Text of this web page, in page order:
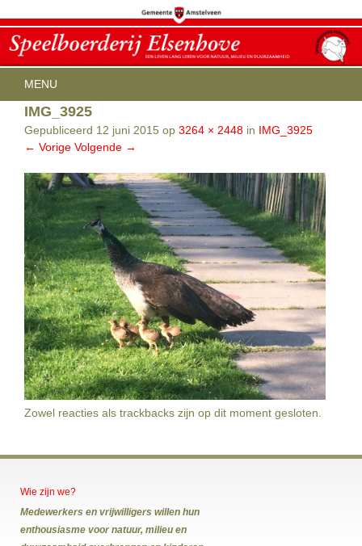
Menu
SPRING NAAR INHOUD
MENU
HOME
OPENINGSTIJDEN
ACTIVITEITEN
THEEHUIS IN DEN PAPPOT
BEREIKBAARHEID
CONTACT
ELSENHOVE CITY FARM
IMG_3925
Gepubliceerd 12 juni 2015 op 3264 × 2448 in IMG_3925
← Vorige Volgende →
Zowel reacties als trackbacks zijn op dit moment gesloten.
Wie zijn we?
Medewerkers en vrijwilligers willen hun
enthousiasme voor natuur, milieu en